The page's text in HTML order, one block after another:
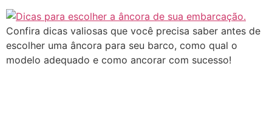
Confira dicas valiosas que você precisa saber antes de
escolher uma âncora para seu barco, como qual o
modelo adequado e como ancorar com sucesso!